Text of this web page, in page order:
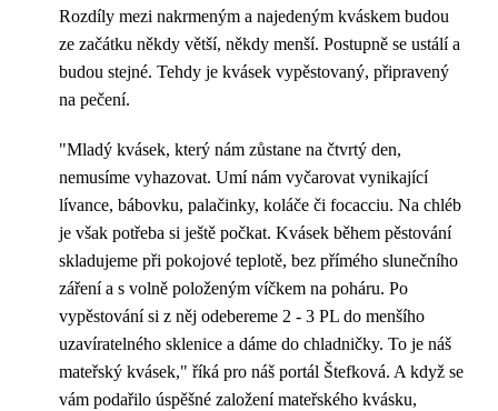
Rozdíly mezi nakrmeným a najedeným kváskem budou
ze začátku někdy větší, někdy menší. Postupně se ustálí a
budou stejné. Tehdy je kvásek vypěstovaný, připravený
na pečení.
"Mladý kvásek, který nám zůstane na čtvrtý den,
nemusíme vyhazovat. Umí nám vyčarovat vynikající
lívance, bábovku, palačinky, koláče či focacciu. Na chléb
je však potřeba si ještě počkat. Kvásek během pěstování
skladujeme při pokojové teplotě, bez přímého slunečního
záření a s volně položeným víčkem na poháru. Po
vypěstování si z něj odebereme 2 - 3 PL do menšího
uzavíratelného sklenice a dáme do chladničky. To je náš
mateřský kvásek," říká pro náš portál Štefková. A když se
vám podařilo úspěšné založení mateřského kvásku,